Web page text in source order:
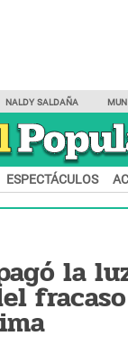
NALDY SALDAÑA
ESPECTÁCULOS
la